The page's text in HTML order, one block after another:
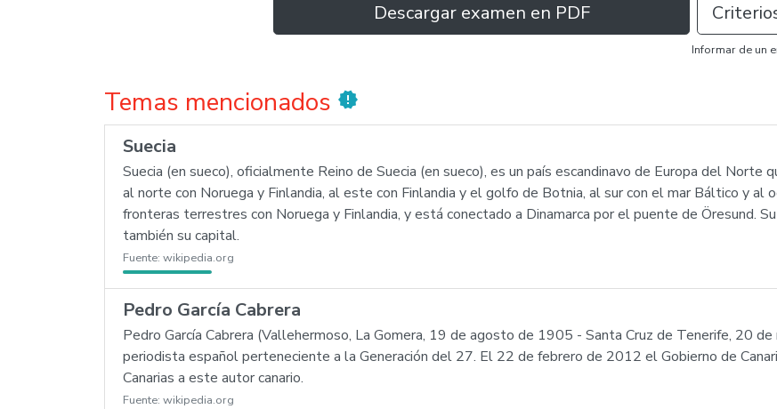
Descargar examen en PDF
Informar de un
Temas mencionados new_releases
Suecia
Suecia (en sueco), oficialmente Reino de Suecia (en sueco), es un país escandinavo de Europa del Norte
al norte con Noruega y Finlandia, al este con Finlandia y el golfo de Botnia, al sur con el mar Báltico y
fronteras terrestres con Noruega y Finlandia, y está conectado a Dinamarca por el puente de Öresund.
también su capital.
Fuente: wikipedia.org
Pedro García Cabrera
Pedro García Cabrera (Vallehermoso, La Gomera, 19 de agosto de 1905 - Santa Cruz de Tenerife, 20
periodista español perteneciente a la Generación del 27. El 22 de febrero de 2012 el Gobierno de
Canarias a este autor canario.
Fuente: wikipedia.org